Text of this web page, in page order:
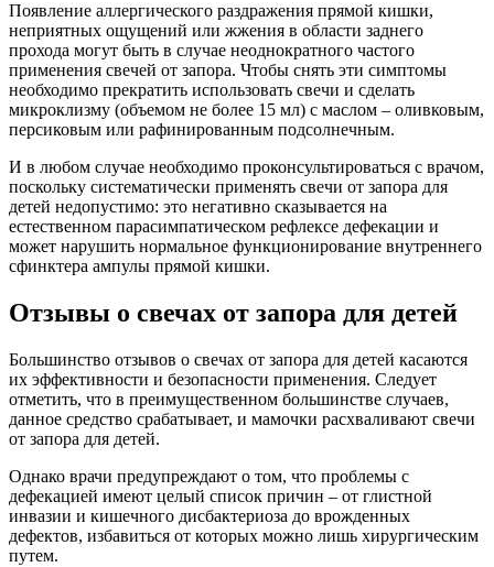
Появление аллергического раздражения прямой кишки,
неприятных ощущений или жжения в области заднего
прохода могут быть в случае неоднократного частого
применения свечей от запора. Чтобы снять эти симптомы
необходимо прекратить использовать свечи и сделать
микроклизму (объемом не более 15 мл) с маслом – оливковым,
персиковым или рафинированным подсолнечным.
И в любом случае необходимо проконсультироваться с врачом,
поскольку систематически применять свечи от запора для
детей недопустимо: это негативно сказывается на
естественном парасимпатическом рефлексе дефекации и
может нарушить нормальное функционирование внутреннего
сфинктера ампулы прямой кишки.
Отзывы о свечах от запора для детей
Большинство отзывов о свечах от запора для детей касаются
их эффективности и безопасности применения. Следует
отметить, что в преимущественном большинстве случаев,
данное средство срабатывает, и мамочки расхваливают свечи
от запора для детей.
Однако врачи предупреждают о том, что проблемы с
дефекацией имеют целый список причин – от глистной
инвазии и кишечного дисбактериоза до врожденных
дефектов, избавиться от которых можно лишь хирургическим
путем.